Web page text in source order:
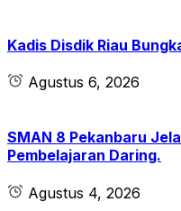
Kadis Disdik Riau
Agustus 6, 2026
SMAN 8 Pekanbaru
Pembelajaran Daring.
Agustus 4, 2026